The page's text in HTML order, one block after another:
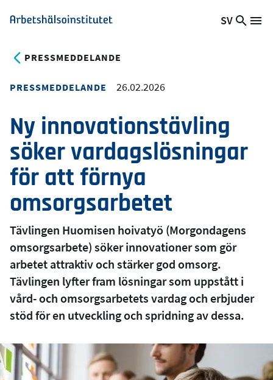
Hoppa
till
Arbetshälsoinstitutet
Växla
SV
Sök
PRESSMEDDELANDE
PRESSMEDDELANDE 26.02.2026
Ny innovationstävling
söker vardagslösningar
för att förnya
omsorgsarbetet
Tävlingen Huomisen hoivatyö (Morgondagens
omsorgsarbete) söker innovationer som gör
arbetet attraktiv och stärker god omsorg.
Tävlingen lyfter fram lösningar som uppstått i
vård- och omsorgsarbetets vardag och erbjuder
stöd för en utveckling och spridning av dessa.